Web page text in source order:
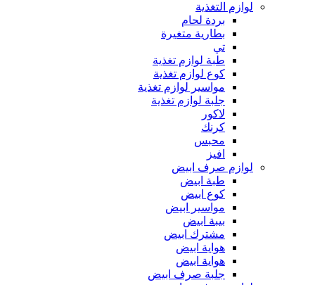
لوازم التغذية
بردة لحام
بطارية متغيرة
تي
طبة لوازم تغذية
كوع لوازم تغذية
مواسير لوازم تغذية
جلبة لوازم تغذية
لاكور
كرنك
محبس
افيز
لوازم صرف ابيض
طبة ابيض
كوع ابيض
مواسير ابيض
بيبة ابيض
مشترك ابيض
هواية ابيض
هواية ابيض
جلبة صرف ابيض